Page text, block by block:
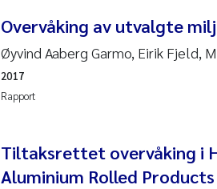
2016
2015
2013
Ellen Johannesen
Sindre Langaas
Overvåking av utvalgte
Øyvind Aaberg Garmo, Eirik Fjeld,
Rapport
2017
Tiltaksrettet overvåking i
Aluminium Rolled Products